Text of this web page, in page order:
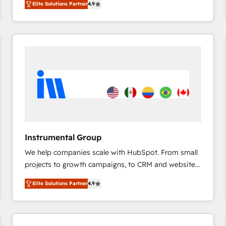
marketing automation, Growth, Revops, CRM et
webdesign. Markentive is both a consulting firm, a
digital agency and an integrator. With over 115
customers).
Elite Solutions Partner4.9
Instrumental Group
We help companies scale with HubSpot. From small
projects to growth campaigns, to CRM and websites.
Hire an agency that's experienced in every inch of
HubSpot and willing to work hand-in-hand with your
team to simplify the complex and build a better
experience for your team and customers.
Elite Solutions Partner4.9